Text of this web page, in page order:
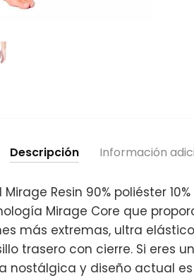
Descripción Información
Mirage Resin 90% poliéster
Mirage Core que
más extremas, ultra
trasero con cierre. Si eres
nostálgica y diseño actual